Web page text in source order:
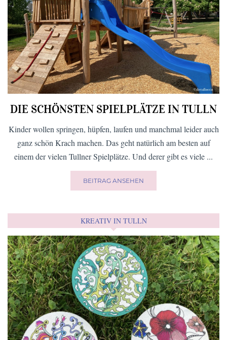
DIE SCHÖNSTEN SPIELPLÄTZE IN TULLN
Kinder wollen springen, hüpfen, laufen und manchmal leider auch
ganz schön Krach machen. Das geht natürlich am besten auf
einem der vielen Tullner Spielplätze. Und derer gibt es viele ...
BEITRAG ANSEHEN
KREATIV IN TULLN